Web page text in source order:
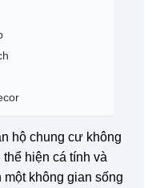
hộ chung cư không
hiện cá tính và
không gian sống